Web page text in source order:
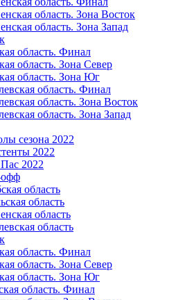
область. Зона Восток
область. Зона Запад
область. Финал
область. Зона Север
область. Зона Юг
область. Финал
область. Зона Восток
область. Зона Запад
сезона 2022
2022
2022
область
область
область
область
область. Финал
область. Зона Север
область. Зона Юг
область. Финал